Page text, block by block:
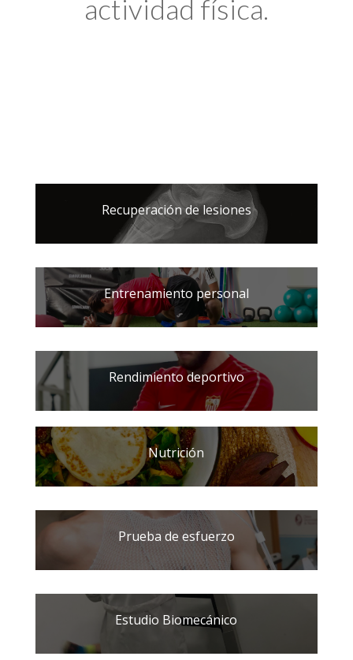
actividad física.
Recuperación de lesiones
Entrenamiento personal
Rendimiento deportivo
Nutrición
Prueba de esfuerzo
Estudio Biomecánico